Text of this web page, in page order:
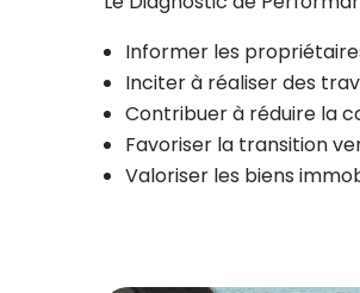
Informer les
Inciter à réaliser des
Contribuer à réduire la
Favoriser la transition
Valoriser les biens